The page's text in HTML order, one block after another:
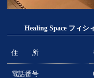
Healing Space フィシ
住 所
電話番号